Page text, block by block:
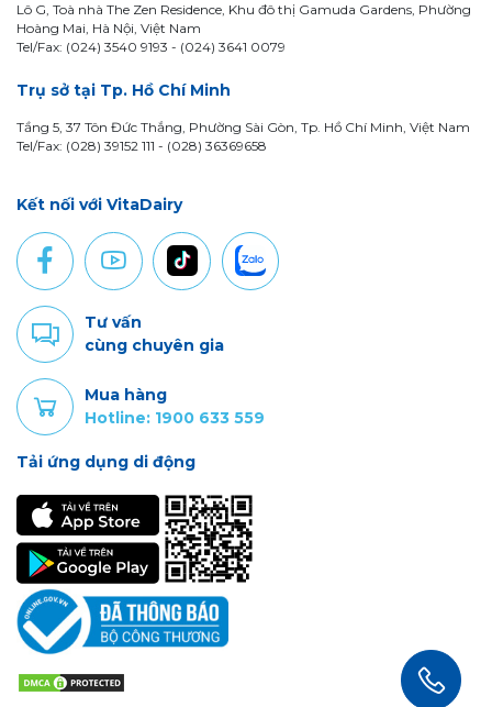
Lô G, Toà nhà The Zen Residence, Khu đô thị Gamuda Gardens, Phường
Hoàng Mai, Hà Nội, Việt Nam
Tel/Fax: (024) 3540 9193 - (024) 3641 0079
Trụ sở tại Tp. Hồ Chí Minh
Tầng 5, 37 Tôn Đức Thắng, Phường Sài Gòn, Tp. Hồ Chí Minh, Việt Nam
Tel/Fax: (028) 39152 111 - (028) 36369658
Kết nối với VitaDairy
Tư vấn
cùng chuyên gia
Mua hàng
Hotline: 1900 633 559
Tải ứng dụng di động